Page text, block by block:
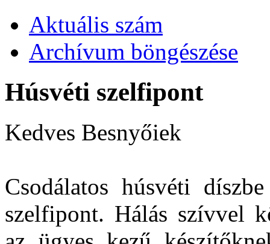
Aktuális szám
Archívum böngészése
Húsvéti szelfipont
Kedves Besnyőiek
Csodálatos húsvéti
szelfipont. Hálás szívvel